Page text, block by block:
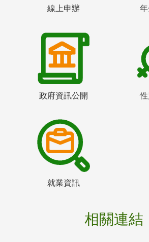
線上申辦
政府資訊公開
就業資訊
相關連結